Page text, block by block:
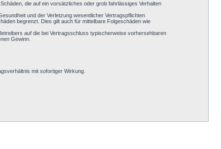
die auf ein vorsätzliches oder grob fahrlässiges Verhalten
und der Verletzung wesentlicher Vertragspflichten
begrenzt. Dies gilt auch für mittelbare Folgeschäden wie
auf die bei Vertragsschluss typischerweise vorhersehbaren
Gewinn.
mit sofortiger Wirkung.